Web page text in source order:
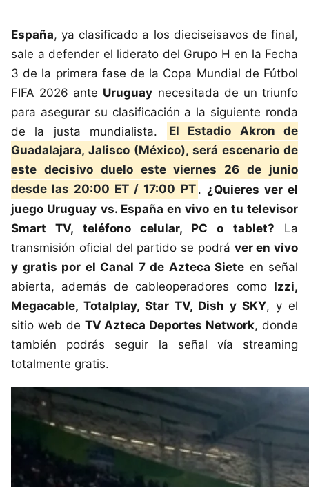
España, ya clasificado a los dieciseisavos de final,
sale a defender el liderato del Grupo H en la Fecha
3 de la primera fase de la Copa Mundial de Fútbol
FIFA 2026 ante Uruguay necesitada de un triunfo
para asegurar su clasificación a la siguiente ronda
de la justa mundialista.
El Estadio Akron de
Guadalajara, Jalisco (México), será escenario de
este decisivo duelo este viernes 26 de junio
desde las 20:00 ET / 17:00 PT . ¿Quieres ver el
juego Uruguay vs. España en vivo en tu televisor
Smart TV, teléfono celular, PC o tablet? La
transmisión oficial del partido se podrá ver en vivo
y gratis por el Canal 7 de Azteca Siete en señal
abierta, además de cableoperadores como Izzi,
Megacable, Totalplay, Star TV, Dish y SKY, y el
sitio web de TV Azteca Deportes Network, donde
también podrás seguir la señal vía streaming
totalmente gratis.